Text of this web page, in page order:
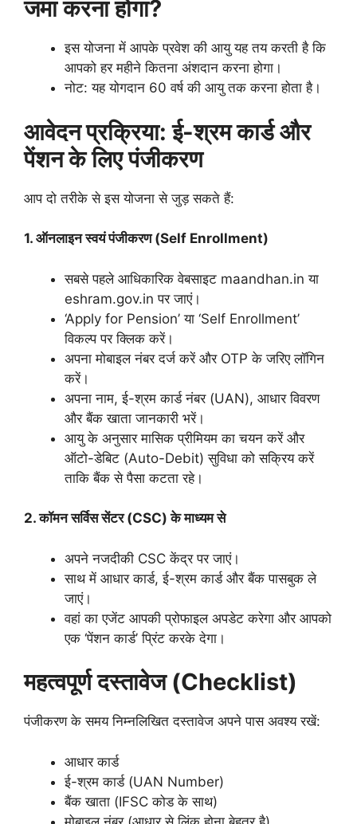
जमा करना होगा?
इस योजना में आपके प्रवेश की आयु यह तय करती है कि
आपको हर महीने कितना अंशदान करना होगा।
नोट: यह योगदान 60 वर्ष की आयु तक करना होता है।
आवेदन प्रक्रिया: ई-श्रम कार्ड और
पेंशन के लिए पंजीकरण
आप दो तरीके से इस योजना से जुड़ सकते हैं:
1. ऑनलाइन स्वयं पंजीकरण (Self Enrollment)
सबसे पहले आधिकारिक वेबसाइट maandhan.in या
eshram.gov.in पर जाएं।
‘Apply for Pension’ या ‘Self Enrollment’
विकल्प पर क्लिक करें।
अपना मोबाइल नंबर दर्ज करें और OTP के जरिए लॉगिन
करें।
अपना नाम, ई-श्रम कार्ड नंबर (UAN), आधार विवरण
और बैंक खाता जानकारी भरें।
आयु के अनुसार मासिक प्रीमियम का चयन करें और
ऑटो-डेबिट (Auto-Debit) सुविधा को सक्रिय करें
ताकि बैंक से पैसा कटता रहे।
2. कॉमन सर्विस सेंटर (CSC) के माध्यम से
अपने नजदीकी CSC केंद्र पर जाएं।
साथ में आधार कार्ड, ई-श्रम कार्ड और बैंक पासबुक ले
जाएं।
वहां का एजेंट आपकी प्रोफाइल अपडेट करेगा और आपको
एक ‘पेंशन कार्ड’ प्रिंट करके देगा।
महत्वपूर्ण दस्तावेज (Checklist)
पंजीकरण के समय निम्नलिखित दस्तावेज अपने पास अवश्य रखें:
आधार कार्ड
ई-श्रम कार्ड (UAN Number)
बैंक खाता (IFSC कोड के साथ)